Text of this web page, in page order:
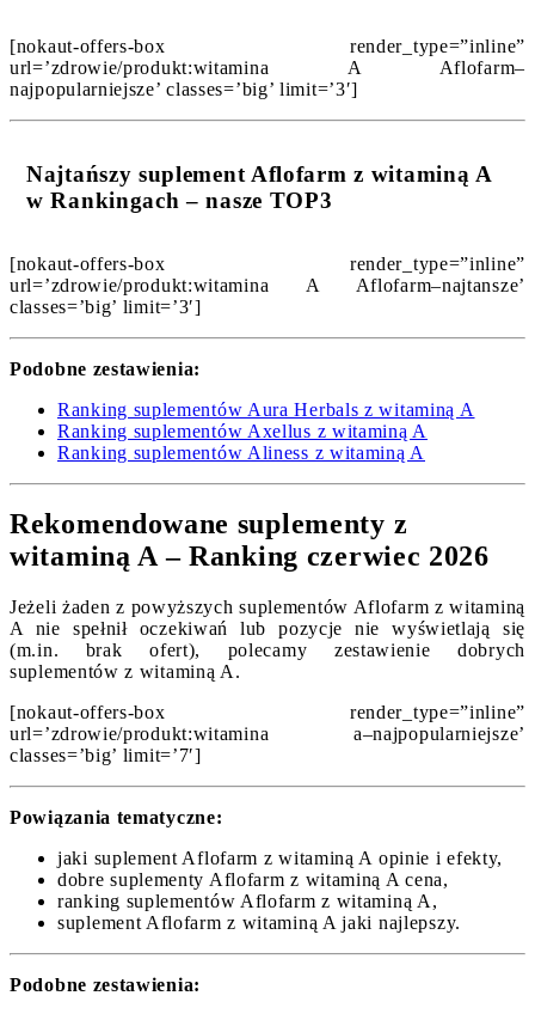
[nokaut-offers-box render_type=”inline”
url=’zdrowie/produkt:witamina A Aflofarm–
najpopularniejsze’ classes=’big’ limit=’3′]
Najtańszy suplement Aflofarm z witaminą A
w Rankingach – nasze TOP3
[nokaut-offers-box render_type=”inline”
url=’zdrowie/produkt:witamina A Aflofarm–najtansze’
classes=’big’ limit=’3′]
Podobne zestawienia:
Ranking suplementów Aura Herbals z witaminą A
Ranking suplementów Axellus z witaminą A
Ranking suplementów Aliness z witaminą A
Rekomendowane suplementy z
witaminą A – Ranking czerwiec 2026
Jeżeli żaden z powyższych suplementów Aflofarm z witaminą
A nie spełnił oczekiwań lub pozycje nie wyświetlają się
(m.in. brak ofert), polecamy zestawienie dobrych
suplementów z witaminą A.
[nokaut-offers-box render_type=”inline”
url=’zdrowie/produkt:witamina a–najpopularniejsze’
classes=’big’ limit=’7′]
Powiązania tematyczne:
jaki suplement Aflofarm z witaminą A opinie i efekty,
dobre suplementy Aflofarm z witaminą A cena,
ranking suplementów Aflofarm z witaminą A,
suplement Aflofarm z witaminą A jaki najlepszy.
Podobne zestawienia: